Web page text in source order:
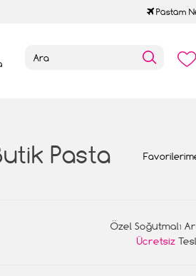
Pastam
Pasta
Özel Soğutmalı
Ücretsiz